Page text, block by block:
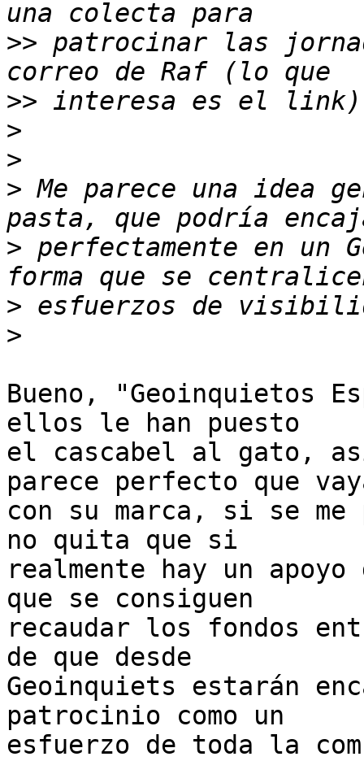
>> patrocinar las
>>
>
>
> Me parece una idea
> perfectamente en un
>
>
Bueno, "Geoinquietos
ellos le han puesto
el cascabel al gato,
parece perfecto que
con su marca, si se
no quita que si
realmente hay un
que se consiguen
recaudar los fondos
de que desde
Geoinquiets estarán
patrocinio como un
esfuerzo de toda la